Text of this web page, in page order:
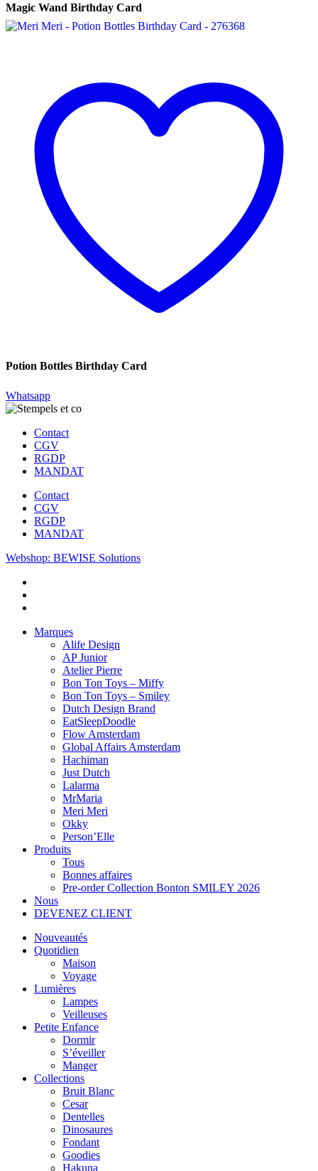
Magic Wand Birthday Card
Potion Bottles Birthday Card
Whatsapp
Contact
CGV
RGDP
MANDAT
Contact
CGV
RGDP
MANDAT
Webshop: BEWISE Solutions
Marques
Alife Design
AP Junior
Atelier Pierre
Bon Ton Toys – Miffy
Bon Ton Toys – Smiley
Dutch Design Brand
EatSleepDoodle
Flow Amsterdam
Global Affairs Amsterdam
Hachiman
Just Dutch
Lalarma
MrMaria
Meri Meri
Okky
Person’Elle
Produits
Tous
Bonnes affaires
Pre-order Collection Bonton SMILEY 2026
Nous
DEVENEZ CLIENT
Nouveautés
Quotidien
Maison
Voyage
Lumières
Lampes
Veilleuses
Petite Enfance
Dormir
S’éveiller
Manger
Collections
Bruit Blanc
Cesar
Dentelles
Dinosaures
Fondant
Goodies
Hakuna